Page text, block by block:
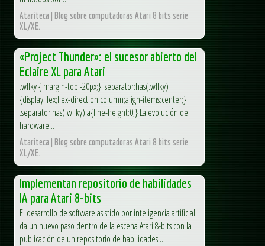
Atariteca | Blog sobre computadoras Atari 8 bits serie
XL/XE.
«Project Thunder»: el sucesor abierto del
Eclaire XL para Atari
.wllky { margin-top:-20px;} .separator:has(.wllky)
{display:flex;flex-direction:column;align-items:center;}
.separator:has(.wllky) a{line-height:0;} La evolución del
hardware...
Atariteca | Blog sobre computadoras Atari 8 bits serie
XL/XE.
Implementan repositorio de habilidades
IA para Atari 8-bits
El desarrollo de software asistido por inteligencia artificial
da un nuevo paso dentro de la escena Atari 8-bits con la
publicación de un repositorio de habilidades...